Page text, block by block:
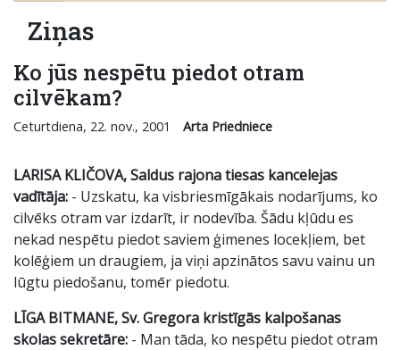
Ziņas
Ko jūs nespētu piedot otram
cilvēkam?
Ceturtdiena, 22. nov., 2001 Arta Priedniece
LARISA KLIČOVA, Saldus rajona tiesas kancelejas
vadītāja: - Uzskatu, ka visbriesmīgākais nodarījums, ko
cilvēks otram var izdarīt, ir nodevība. Šādu kļūdu es
nekad nespētu piedot saviem ģimenes locekļiem, bet
kolēģiem un draugiem, ja viņi apzinātos savu vainu un
lūgtu piedošanu, tomēr piedotu.
LĪGA BITMANE, Sv. Gregora kristīgās kalpošanas
skolas sekretāre: - Man tāda, ko nespētu piedot otram